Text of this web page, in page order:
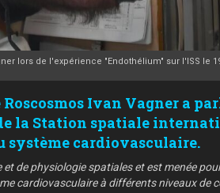
lors de l'expérience "Endothélium" sur l'ISS le
Roscosmos Ivan Vagner a
la Station spatiale
système cardiovasculaire.
de physiologie spatiales et est menée
cardiovasculaire à différents niveaux de